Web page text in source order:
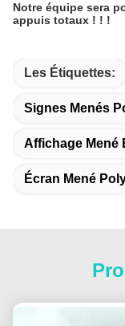
Notre équipe sera
appuis totaux ! ! !
Les Étiquettes:
Signes Menés
Affichage Mené
Écran Mené